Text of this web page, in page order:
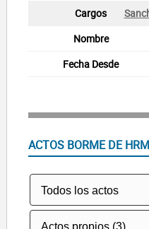
ACTOS BORME DE